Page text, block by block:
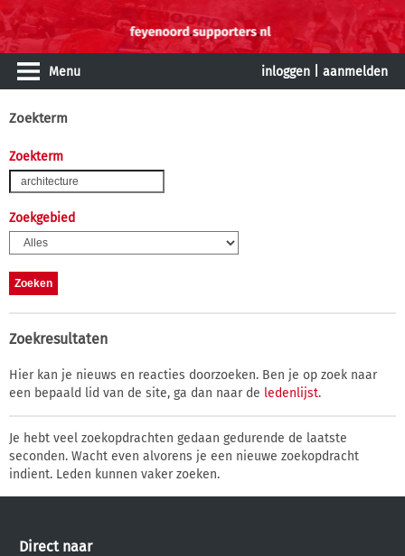
Menu inloggen aanmelden
Zoekterm
Zoekterm
Zoekgebied
Zoekresultaten
Hier kan je nieuws en reacties doorzoeken. Ben je op zoek naar
een bepaald lid van de site, ga dan naar de ledenlijst.
Je hebt veel zoekopdrachten gedaan gedurende de laatste
seconden. Wacht even alvorens je een nieuwe zoekopdracht
indient. Leden kunnen vaker zoeken.
Direct naar